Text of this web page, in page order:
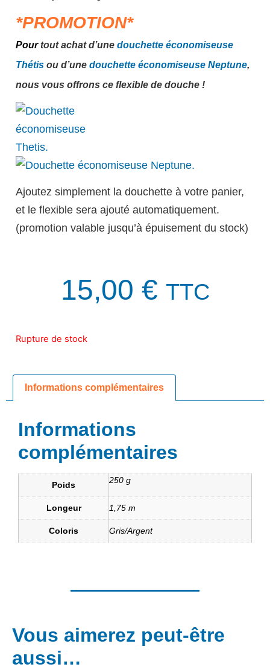
*PROMOTION*
Pourtout achat d’une douchette économiseuse
Thétis ou d’une douchette économiseuse Neptune,
nous vous offrons ce flexible de douche !
Ajoutez simplement la douchette à votre panier,
et le flexible sera ajouté automatiquement.
(promotion valable jusqu’à épuisement du stock)
15,00 € TTC
Rupture de stock
Informations complémentaires
Informations
complémentaires
Poids 250 g
Longeur 1,75 m
Coloris Gris/Argent
Vous aimerez peut-être
aussi…